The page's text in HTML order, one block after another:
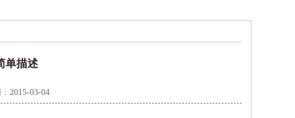
单描述
2015-03-04